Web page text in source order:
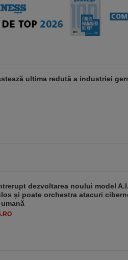
ultima redută a industriei
dezvoltarea noului model
și poate orchestra atacuri